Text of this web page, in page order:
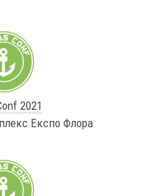
2021
Експо Флора